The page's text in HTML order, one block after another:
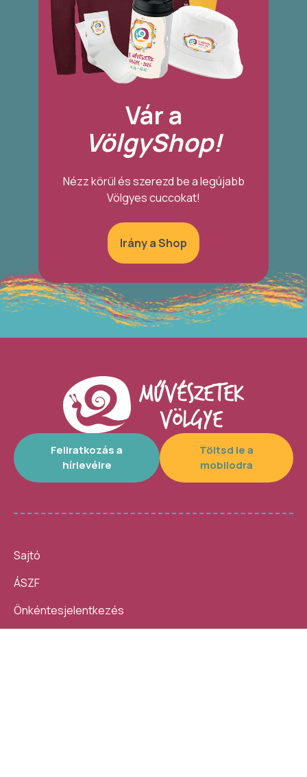
Vár a
VölgyShop!
Nézz körül és szerezd be a legújabb
Völgyes cuccokat!
Irány a Shop
Feliratkozás a
hírlevélre
Töltsd le a
mobilodra
Sajtó
ÁSZF
Önkéntesjelentkezés